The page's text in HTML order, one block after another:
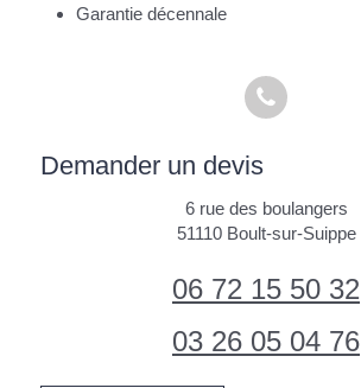
Garantie décennale
Demander un devis
6 rue des boulangers
51110 Boult-sur-Suippe
06 72 15 50 32
03 26 05 04 76